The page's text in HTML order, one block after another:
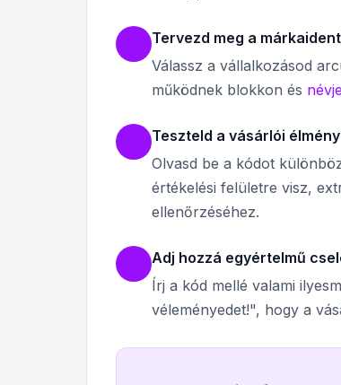
Tervezd meg a
Válassz a vállalkozásod
működnek blokkon és
Teszteld a vásárlói
Olvasd be a kódot
értékelési felületre visz,
ellenőrzéséhez.
Adj hozzá egyértelmű
Írj a kód mellé valami
véleményedet!", hogy a